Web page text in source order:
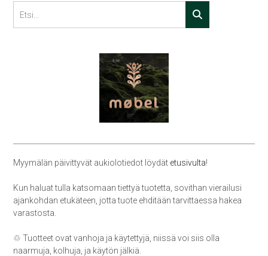
Myymälän päivittyvät aukiolotiedot löydät etusivulta!
Kun haluat tulla katsomaan tiettyä tuotetta, sovithan vierailusi
ajankohdan etukäteen, jotta tuote ehditään tarvittaessa hakea
varastosta.
♲ Tuotteet ovat vanhoja ja käytettyjä, niissä voi siis olla
naarmuja, kolhuja, ja käytön jälkiä.